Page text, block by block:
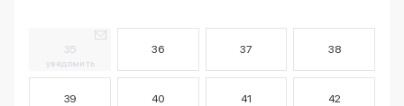
35
уведомить
36 37 38
39 40 41 42